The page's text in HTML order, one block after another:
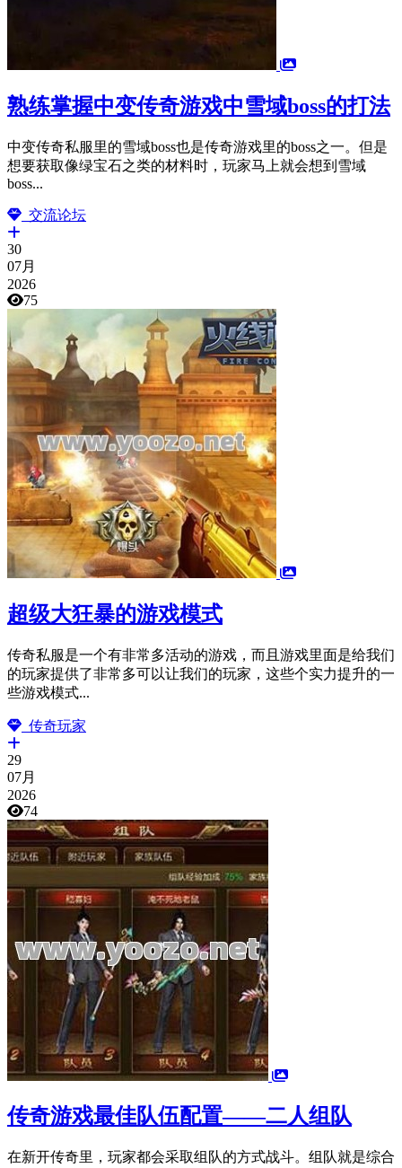
熟练掌握中变传奇游戏中雪域boss的打法
中变传奇私服里的雪域boss也是传奇游戏里的boss之一。但是
想要获取像绿宝石之类的材料时，玩家马上就会想到雪域
boss...
交流论坛
30
07月
2026
75
超级大狂暴的游戏模式
传奇私服是一个有非常多活动的游戏，而且游戏里面是给我们
的玩家提供了非常多可以让我们的玩家，这些个实力提升的一
些游戏模式...
传奇玩家
29
07月
2026
74
传奇游戏最佳队伍配置——二人组队
在新开传奇里，玩家都会采取组队的方式战斗。组队就是综合